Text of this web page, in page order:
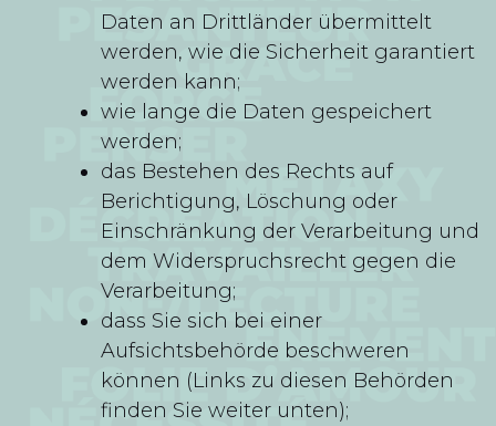
Daten an Drittländer übermittelt
werden, wie die Sicherheit garantiert
werden kann;
wie lange die Daten gespeichert
werden;
das Bestehen des Rechts auf
Berichtigung, Löschung oder
Einschränkung der Verarbeitung und
dem Widerspruchsrecht gegen die
Verarbeitung;
dass Sie sich bei einer
Aufsichtsbehörde beschweren
können (Links zu diesen Behörden
finden Sie weiter unten);